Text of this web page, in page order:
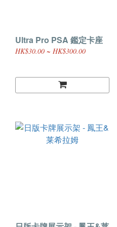
Ultra Pro PSA 鑑定卡座
HK$30.00 ~ HK$300.00